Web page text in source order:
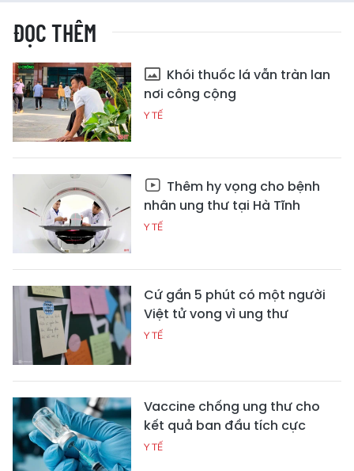
ĐỌC THÊM
Khói thuốc lá vẫn tràn lan
nơi công cộng
Y TẾ
Thêm hy vọng cho bệnh
nhân ung thư tại Hà Tĩnh
Y TẾ
Cứ gần 5 phút có một người
Việt tử vong vì ung thư
Y TẾ
Vaccine chống ung thư cho
kết quả ban đầu tích cực
Y TẾ